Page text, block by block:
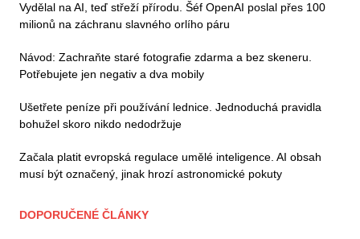
Vydělal na AI, teď střeží přírodu. Šéf OpenAI poslal přes 100
milionů na záchranu slavného orlího páru
Návod: Zachraňte staré fotografie zdarma a bez skeneru.
Potřebujete jen negativ a dva mobily
Ušetřete peníze při používání lednice. Jednoduchá pravidla
bohužel skoro nikdo nedodržuje
Začala platit evropská regulace umělé inteligence. AI obsah
musí být označený, jinak hrozí astronomické pokuty
DOPORUČENÉ ČLÁNKY